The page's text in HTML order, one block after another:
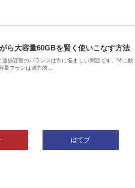
ら大容量60GBを賢く使いこなす方法
信容量のバランスは常に悩ましい問題です。特に動
量プランは魅力的…
はてブ